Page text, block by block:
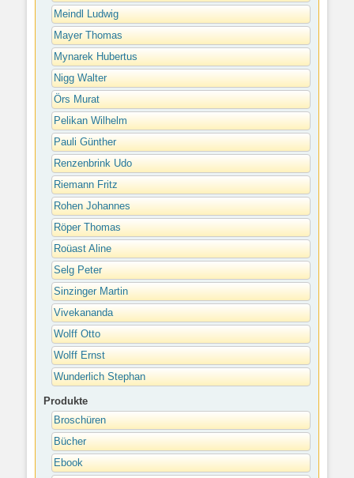
Meindl Ludwig
Mayer Thomas
Mynarek Hubertus
Nigg Walter
Örs Murat
Pelikan Wilhelm
Pauli Günther
Renzenbrink Udo
Riemann Fritz
Rohen Johannes
Röper Thomas
Roüast Aline
Selg Peter
Sinzinger Martin
Vivekananda
Wolff Otto
Wolff Ernst
Wunderlich Stephan
Produkte
Broschüren
Bücher
Ebook